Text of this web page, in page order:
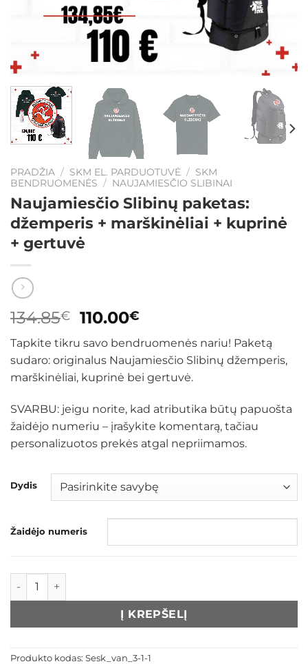
PRADŽIA / SKM EL. PARDUOTUVĖ / SKM
BENDRUOMENĖS / NAUJAMIESČIO SLIBINAI
Naujamiesčio Slibinų paketas:
džemperis + marškinėliai + kuprinė
+ gertuvė
134.85€
Original
price
was:
134.85€.
110.00€
price
is:
110.00€.
Tapkite tikru savo bendruomenės nariu! Paketą
sudaro: originalus Naujamiesčio Slibinų džemperis,
marškinėliai, kuprinė bei gertuvė.
SVARBU: jeigu norite, kad atributika būtų papuošta
žaidėjo numeriu – įrašykite komentarą, tačiau
personalizuotos prekės atgal nepriimamos.
Dydis
Žaidėjo numeris
produkto kiekis: Naujamiesčio Slibinų paketas:
Į KREPŠELĮ
Produkto kodas: Sesk_van_3-1-1